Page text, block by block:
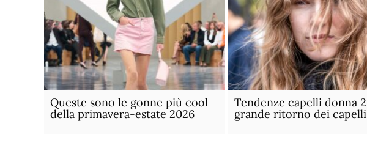
Queste sono le gonne più cool
della primavera-estate 2026
Tendenze capelli donna
grande ritorno dei